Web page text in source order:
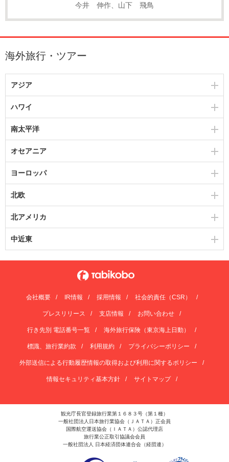
今井 伸作、山下 飛鳥
海外旅行・ツアー
アジア
ハワイ
南太平洋
オセアニア
ヨーロッパ
北欧
北アメリカ
中近東
会社概要 IR情報 採用情報 社会的責任（CSR）
プレスリリース 支店情報 お問い合わせ
行き先別 電話番号一覧 海外旅行保険（東京海上日動）
標識、旅行業約款 利用規約 プライバシーポリシー
外部送信による行動履歴情報の取得および利用に関するポリシー
情報セキュリティ基本方針 サイトマップ
観光庁長官登録旅行業第１６８３号（第１種）
一般社団法人日本旅行業協会（ＪＡＴＡ）正会員
国際航空運送協会（ＩＡＴＡ）公認代理店
旅行業公正取引協議会会員
一般社団法人 日本経済団体連合会（経団連）